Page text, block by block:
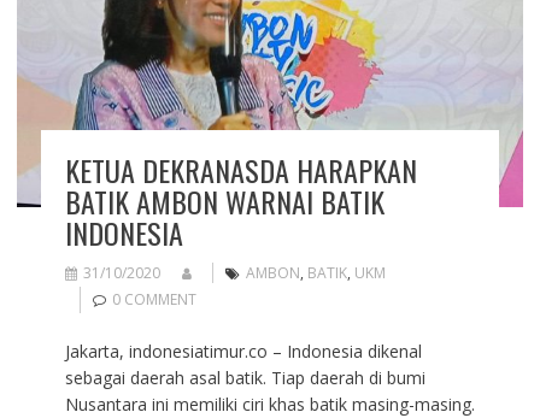
KETUA DEKRANASDA HARAPKAN
BATIK AMBON WARNAI BATIK
INDONESIA
31/10/2020 AMBON, BATIK, UKM
0 COMMENT
Jakarta, indonesiatimur.co – Indonesia dikenal
sebagai daerah asal batik. Tiap daerah di bumi
Nusantara ini memiliki ciri khas batik masing-masing.